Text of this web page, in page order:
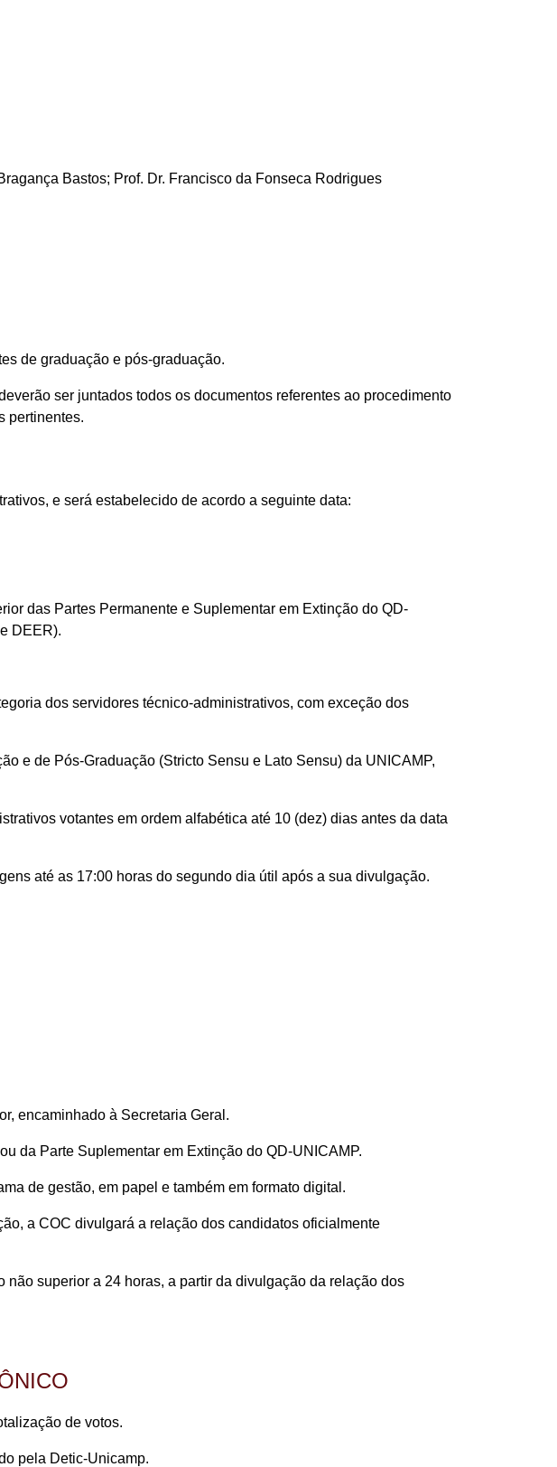
Bastos; Prof. Dr. Francisco da Fonseca Rodrigues
de graduação e pós-graduação.
ser juntados todos os documentos referentes ao procedimento
pertinentes.
e será estabelecido de acordo a seguinte data:
das Partes Permanente e Suplementar em Extinção do QD-
DEER).
dos servidores técnico-administrativos, com exceção dos
e de Pós-Graduação (Stricto Sensu e Lato Sensu) da UNICAMP,
votantes em ordem alfabética até 10 (dez) dias antes da data
até as 17:00 horas do segundo dia útil após a sua divulgação.
encaminhado à Secretaria Geral.
da Parte Suplementar em Extinção do QD-UNICAMP.
de gestão, em papel e também em formato digital.
a COC divulgará a relação dos candidatos oficialmente
superior a 24 horas, a partir da divulgação da relação dos
de votos.
pela Detic-Unicamp.